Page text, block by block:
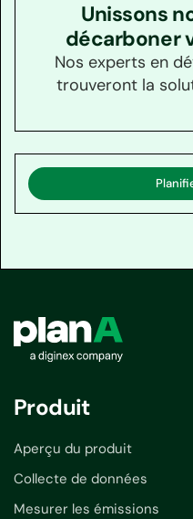
Unissons
décarboner
Nos experts en
trouveront la
Produit
Aperçu du produit
Collecte de données
Mesurer les émissions